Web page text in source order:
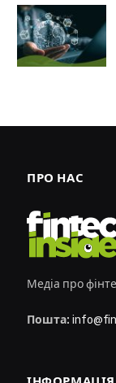
ПРО НАС
Медіа про
Пошта: